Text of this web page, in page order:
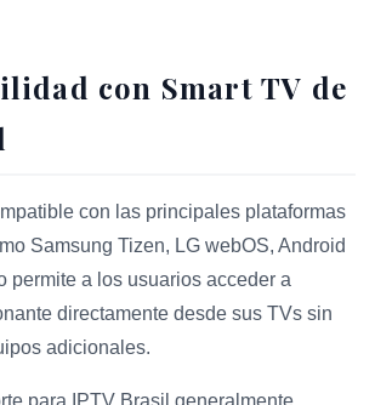
con Smart TV de
con las principales plataformas
Samsung Tizen, LG webOS, Android
permite a los usuarios acceder a
directamente desde sus TVs sin
adicionales.
para IPTV Brasil generalmente